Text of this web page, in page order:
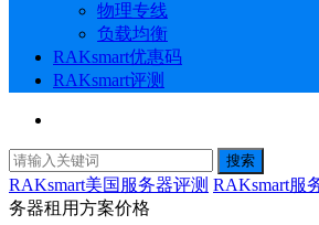
物理专线
负载均衡
RAKsmart优惠码
RAKsmart评测
搜索
RAKsmart美国服务器评测 RAKsmart服
务器租用方案价格